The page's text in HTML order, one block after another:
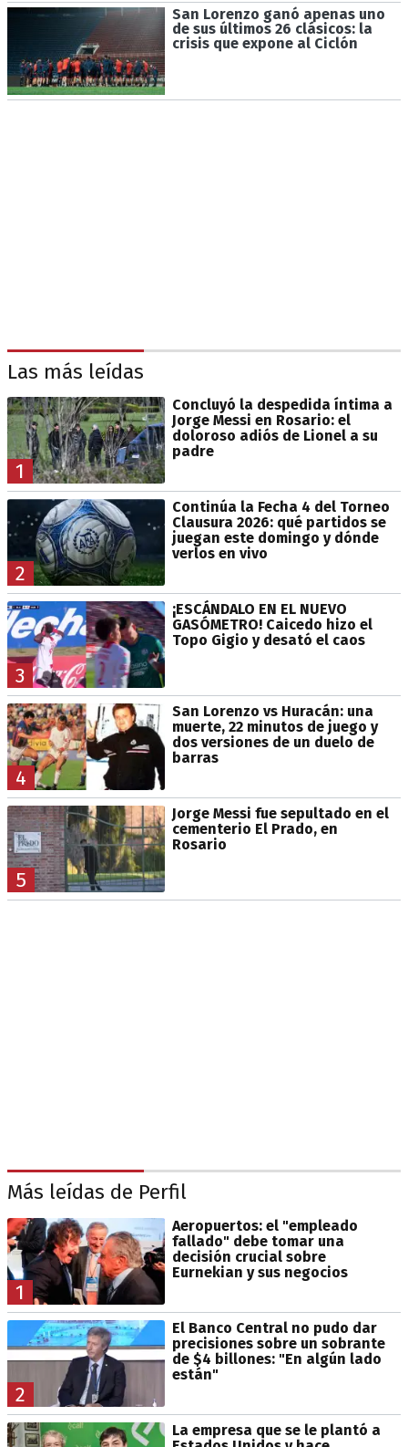
San Lorenzo ganó apenas uno
de sus últimos 26 clásicos: la
crisis que expone al Ciclón
Las más leídas
1
Concluyó la despedida íntima a
Jorge Messi en Rosario: el
doloroso adiós de Lionel a su
padre
2
Continúa la Fecha 4 del Torneo
Clausura 2026: qué partidos se
juegan este domingo y dónde
verlos en vivo
3
¡ESCÁNDALO EN EL NUEVO
GASÓMETRO! Caicedo hizo el
Topo Gigio y desató el caos
4
San Lorenzo vs Huracán: una
muerte, 22 minutos de juego y
dos versiones de un duelo de
barras
5
Jorge Messi fue sepultado en el
cementerio El Prado, en
Rosario
Más leídas de Perfil
1
Aeropuertos: el "empleado
fallado" debe tomar una
decisión crucial sobre
Eurnekian y sus negocios
2
El Banco Central no pudo dar
precisiones sobre un sobrante
de $4 billones: "En algún lado
están"
La empresa que se le plantó a